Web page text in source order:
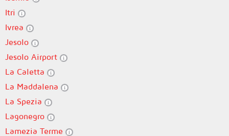
Itri
Ivrea
Jesolo
Jesolo Airport
La Caletta
La Maddalena
La Spezia
Lagonegro
Lamezia Terme